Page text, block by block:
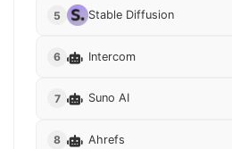
5 Stable Diffusion
6 Intercom
7 Suno AI
8 Ahrefs